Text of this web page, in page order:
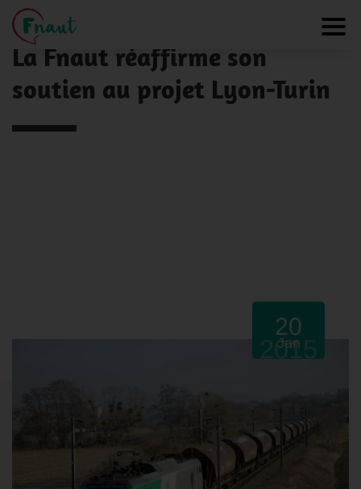
Panneau de gestion des cookies
NOS ACTUALITÉS
La Fnaut réaffirme son
soutien au projet Lyon-Turin
20
Jan
2015